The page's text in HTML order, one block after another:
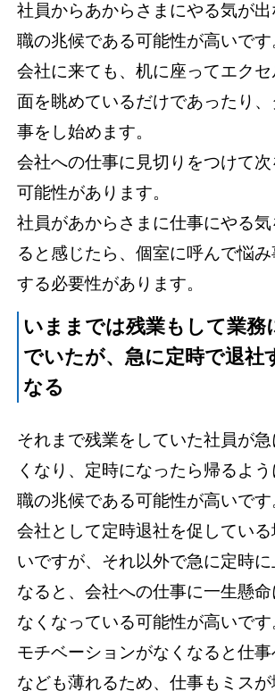
社員からあからさまにやる気が
職の兆候である可能性が高いです
会社に来ても、机に座ってエク
面を眺めているだけであったり
事をし始めます。
会社への仕事に見切りをつけて
可能性があります。
社員があからさまに仕事にやる
ると感じたら、個室に呼んで悩
する必要性があります。
いままでは残業もして業務
でいたが、急に定時で退社
なる
それまで残業をしていた社員が
くなり、定時になったら帰るよ
職の兆候である可能性が高いです
会社として定時退社を促してい
いですが、それ以外で急に定時
なると、会社への仕事に一生懸
なくなっている可能性が高いです
モチベーションがなくなると仕事
なども薄れるため、仕事もミスが